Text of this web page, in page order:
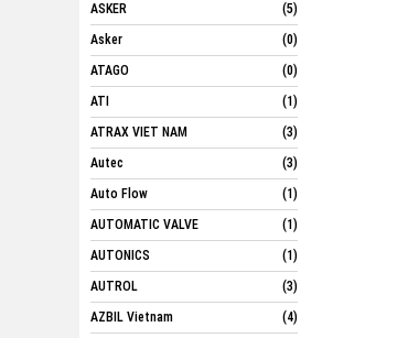
ASKER
(5)
Asker
(0)
ATAGO
(0)
ATI
(1)
ATRAX VIET NAM
(3)
Autec
(3)
Auto Flow
(1)
AUTOMATIC VALVE
(1)
AUTONICS
(1)
AUTROL
(3)
AZBIL Vietnam
(4)